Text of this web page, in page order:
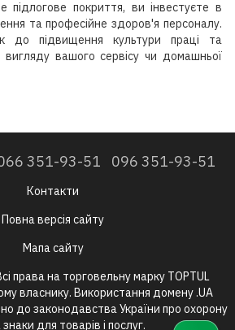
підлогове покриття, ви інвестуєте в
та професійне здоров'я персоналу.
до підвищення культури праці та
вигляду вашого сервісу чи домашньої
351-93-51 096 351-93-51
Контакти
Повна версія сайту
Мапа сайту
права на торговельну марку TOPTUL
власнику. Використання домену .UA
до законодавства України про охорону
для товарів і послуг.